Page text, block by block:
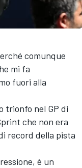
comunque
mi fa
fuori alla
trionfo nel GP di
che non era
record della pista
è un